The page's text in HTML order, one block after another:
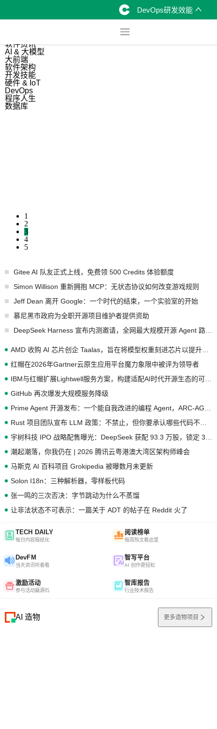
DevOps研发效能
软件资讯
AI & 大模型
大前端
软件架构
开发技能
硬件 & IoT
DevOps
程序人生
数据库
1
2
3
4
5
Gitee AI 队友正式上线，免费领 500 Credits 体验额度
Simon Willison 重新拥抱 MCP：无状态协议如何改变游戏规则
Jeff Dean 离开 Google：一个时代的结束，一个实验室的开始
慕尼黑市政府为全职开源项目维护者提供资助
红帽在2026年Gartner云原生应用平台魔力象限中被评为领导者
GitHub 再次爆发大规模服务降级
潮起潮落，你我仍在 | 2026 腾讯云粤港澳大湾区架构师峰会
马斯克 AI 百科项目 Grokipedia 被曝数月未更新
Solon I18n：三种解析器，零样板代码
张一鸣的三次否决：字节跳动为什么不蒸馏
让非法状态不可表示：一篇关于 ADT 的帖子在 Reddit 火了
TECH DAILY
每日内容报纸化
阅读榜单
每周热文看这里
DevFM
当天资讯听着看
智写平台
AI 创作更轻松
激励活动
参与活动赢源石
智库报告
行业技术报告
AI 造物 更多造物项目